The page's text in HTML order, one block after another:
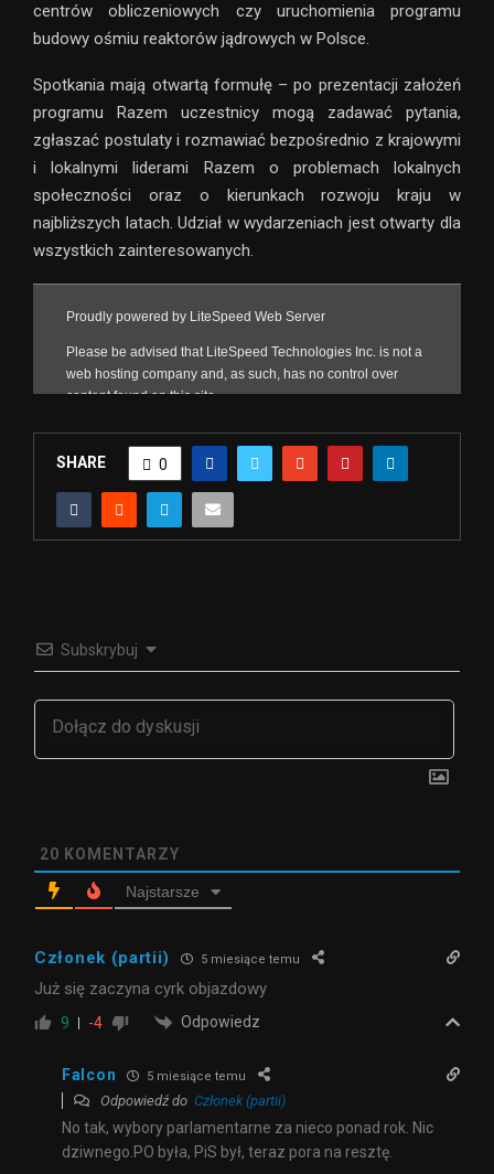
centrów obliczeniowych czy uruchomienia programu
budowy ośmiu reaktorów jądrowych w Polsce.
Spotkania mają otwartą formułę – po prezentacji założeń
programu Razem uczestnicy mogą zadawać pytania,
zgłaszać postulaty i rozmawiać bezpośrednio z krajowymi
i lokalnymi liderami Razem o problemach lokalnych
społeczności oraz o kierunkach rozwoju kraju w
najbliższych latach. Udział w wydarzeniach jest otwarty dla
wszystkich zainteresowanych.
SHARE 0
Subskrybuj
20 KOMENTARZY
Najstarsze
Członek (partii) 5 miesiące temu
Już się zaczyna cyrk objazdowy
9 -4 Odpowiedz
Falcon 5 miesiące temu
Odpowiedź do Członek (partii)
No tak, wybory parlamentarne za nieco ponad rok. Nic
dziwnego.PO była, PiS był, teraz pora na resztę.